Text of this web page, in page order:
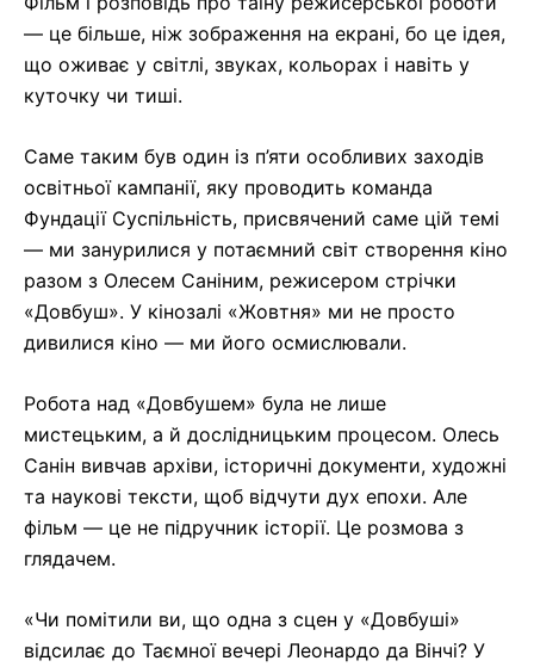
— це більше, ніж зображення на екрані, бо це ідея,
що оживає у світлі, звуках, кольорах і навіть у
куточку чи тиші.
Саме таким був один із п’яти особливих заходів
освітньої кампанії, яку проводить команда
Фундації Суспільність, присвячений саме цій темі
— ми занурилися у потаємний світ створення кіно
разом з Олесем Саніним, режисером стрічки
«Довбуш». У кінозалі «Жовтня» ми не просто
дивилися кіно — ми його осмислювали.
Робота над «Довбушем» була не лише
мистецьким, а й дослідницьким процесом. Олесь
Санін вивчав архіви, історичні документи, художні
та наукові тексти, щоб відчути дух епохи. Але
фільм — це не підручник історії. Це розмова з
глядачем.
«Чи помітили ви, що одна з сцен у «Довбуші»
відсилає до Таємної вечері Леонардо да Вінчі? У